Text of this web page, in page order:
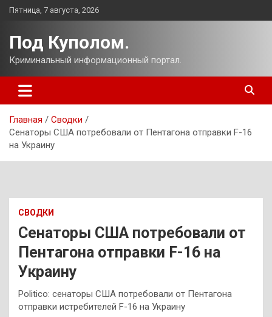
Перейти
Пятница, 7 августа, 2026
Под Куполом.
Криминальный информационный портал.
Главная
Сводки
Сенаторы США потребовали от Пентагона отправки F-16
на Украину
СВОДКИ
Сенаторы США потребовали от
Пентагона отправки F-16 на
Украину
Politico: сенаторы США потребовали от Пентагона
отправки истребителей F-16 на Украину